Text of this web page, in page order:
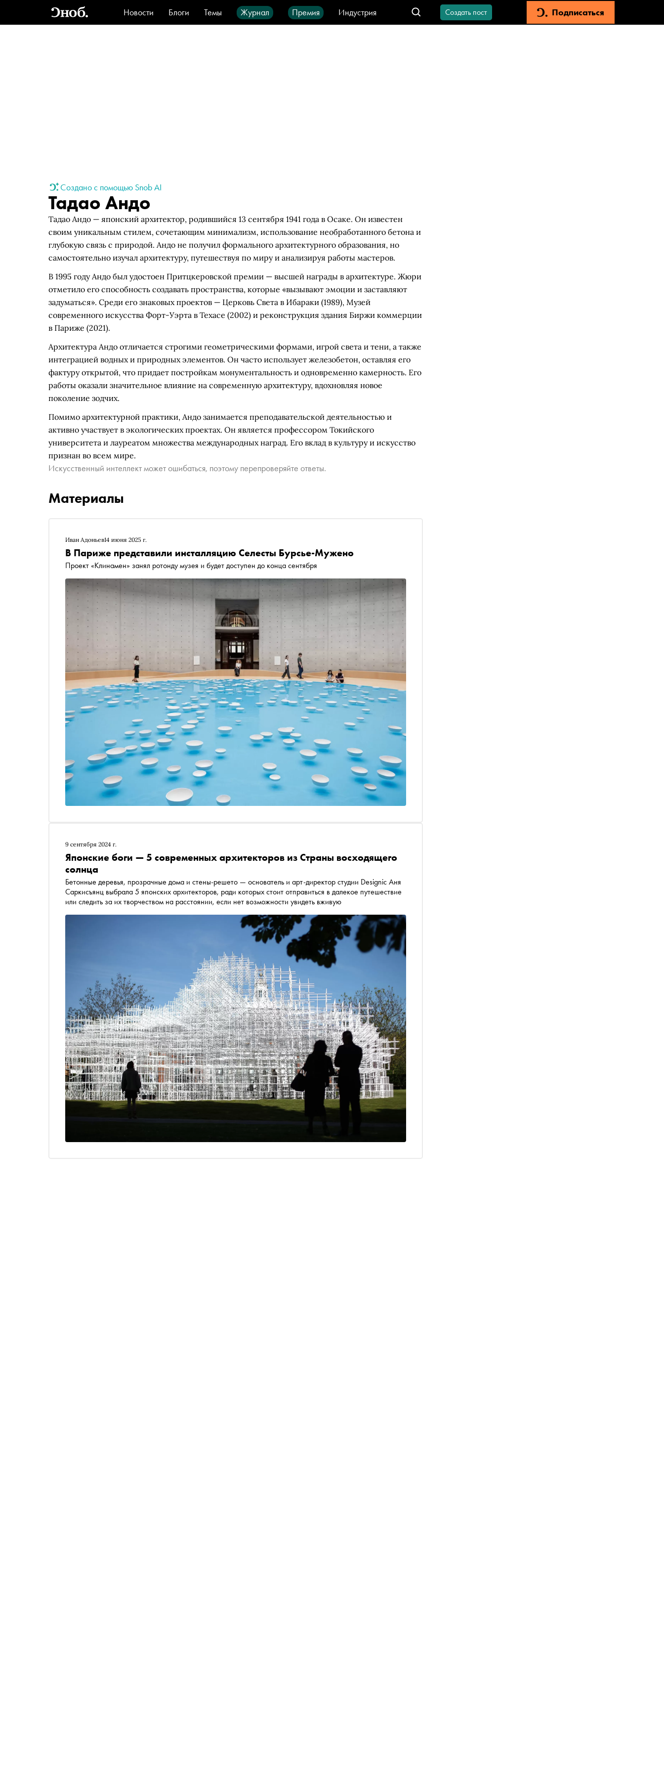
Новости Блоги Темы Журнал Премия
Индустрия
Стиль
Видео Город IT-продукты
Создать пост Подписаться
Создано с помощью Snob AI
Тадао Андо
Тадао Андо — японский архитектор, родившийся 13 сентября 1941 года в Осаке. Он известен
своим уникальным стилем, сочетающим минимализм, использование необработанного бетона и
глубокую связь с природой. Андо не получил формального архитектурного образования, но
самостоятельно изучал архитектуру, путешествуя по миру и анализируя работы мастеров.
В 1995 году Андо был удостоен Притцкеровской премии — высшей награды в архитектуре. Жюри
отметило его способность создавать пространства, которые «вызывают эмоции и заставляют
задуматься». Среди его знаковых проектов — Церковь Света в Ибараки (1989), Музей
современного искусства Форт-Уэрта в Техасе (2002) и реконструкция здания Биржи коммерции
в Париже (2021).
Архитектура Андо отличается строгими геометрическими формами, игрой света и тени, а также
интеграцией водных и природных элементов. Он часто использует железобетон, оставляя его
фактуру открытой, что придает постройкам монументальность и одновременно камерность. Его
работы оказали значительное влияние на современную архитектуру, вдохновляя новое
поколение зодчих.
Помимо архитектурной практики, Андо занимается преподавательской деятельностью и
активно участвует в экологических проектах. Он является профессором Токийского
университета и лауреатом множества международных наград. Его вклад в культуру и искусство
признан во всем мире.
Искусственный интеллект может ошибаться, поэтому перепроверяйте ответы.
Материалы
Иван Адоньев14 июня 2025 г.
В Париже представили инсталляцию Селесты Бурсье-Мужено
Проект «Клинамен» занял ротонду музея и будет доступен до конца сентября
9 сентября 2024 г.
Японские боги — 5 современных архитекторов из Страны восходящего
солнца
Бетонные деревья, прозрачные дома и стены-решето — основатель и арт-директор студии Designic Аня
Саркисъянц выбрала 5 японских архитекторов, ради которых стоит отправиться в далекое путешествие
или следить за их творчеством на расстоянии, если нет возможности увидеть вживую